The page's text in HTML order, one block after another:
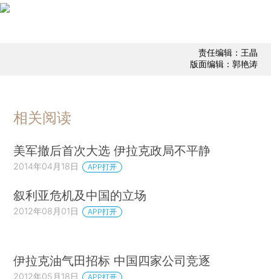
责任编辑：王晶
版面编辑：郭艳涛
相关阅读
美军撤后首次大选 伊拉克政局不平静
2014年04月18日 APP打开
叙利亚危机及中国的立场
2012年08月01日 APP打开
伊拉克油气田招标 中国四家公司竞逐
2012年05月18日 APP打开